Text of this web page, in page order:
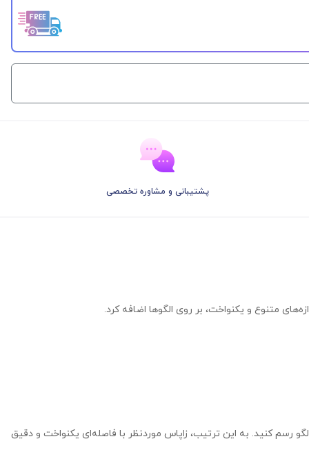
پشتیبانی و مشاوره تخصصی
متنوع و یکنواخت، بر روی الگوها اضافه کرد.
رسم کنید. به این ترتیب، زاپاس موردنظر با فاصله‌ای یکنواخت و دقیق